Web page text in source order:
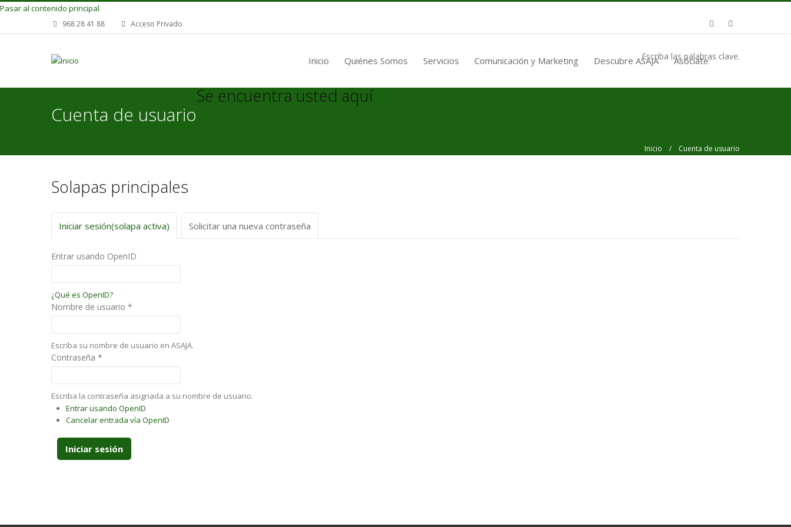
Pasar al contenido principal
968 28 41 88 Acceso Privado
Inicio Quiénes Somos Servicios Comunicación y Marketing Descubre ASAJA Asóciate
Escriba las palabras clave.
Cuenta de usuario
Se encuentra usted aquí
Inicio / Cuenta de usuario
Solapas principales
Iniciar sesión(solapa activa) Solicitar una nueva contraseña
Entrar usando OpenID
¿Qué es OpenID?
Nombre de usuario *
Escriba su nombre de usuario en ASAJA.
Contraseña *
Escriba la contraseña asignada a su nombre de usuario.
Entrar usando OpenID
Cancelar entrada vía OpenID